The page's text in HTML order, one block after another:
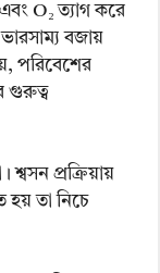
O₂ ত্যাগ করে
বজায়
পরিবেশের
গুরুত্ব
শ্বসন প্রক্রিয়ায়
হয় তা নিচে